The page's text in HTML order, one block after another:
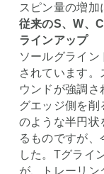
スピン量の増加
従来のS、W、
ラインアップ
ソールグライ
されています
ウンドが強調
グエッジ側を削
のような半円状
るものですが、
した。Tグライ
が、トレーリン